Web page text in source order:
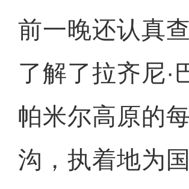
前一晚还认真
了解了拉齐尼·
帕米尔高原的
沟，执着地为